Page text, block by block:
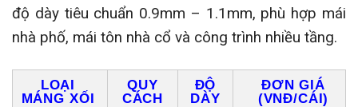
độ dày tiêu chuẩn 0.9mm – 1.1mm, phù hợp mái
nhà phố, mái tôn nhà cổ và công trình nhiều tầng.
LOẠI
MÁNG XỐI
QUY
CÁCH
ĐỘ
DÀY
ĐƠN GIÁ
(VNĐ/CÁI)